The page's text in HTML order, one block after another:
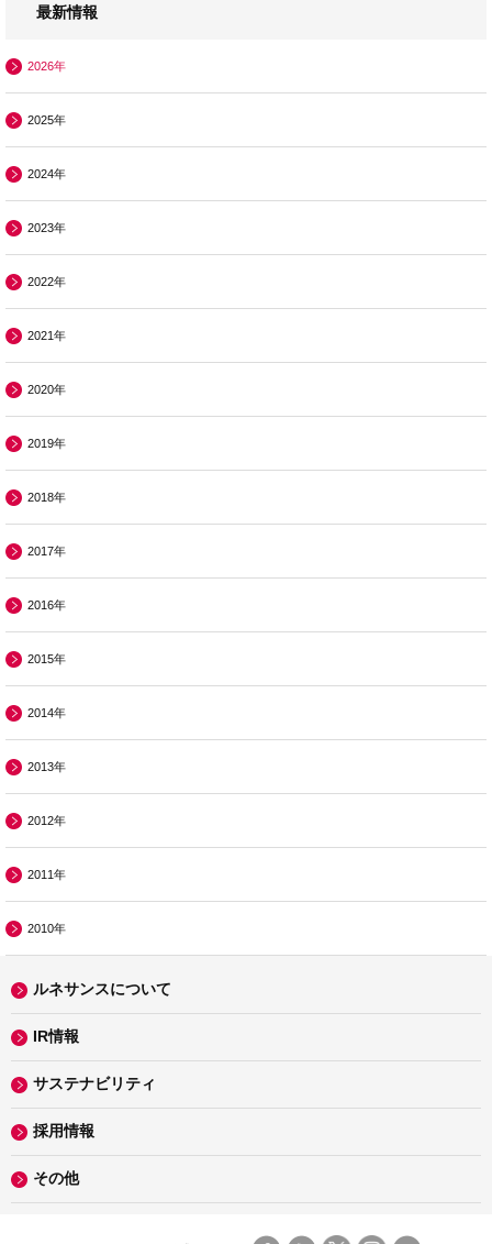
最新情報
2026年
2025年
2024年
2023年
2022年
2021年
2020年
2019年
2018年
2017年
2016年
2015年
2014年
2013年
2012年
2011年
2010年
ルネサンスについて
IR情報
サステナビリティ
採用情報
その他